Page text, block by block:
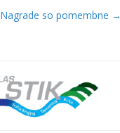
Nagrade so pomembne →